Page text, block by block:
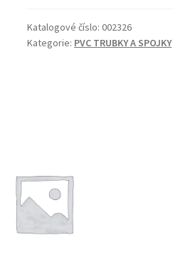
množství
Katalogové číslo:002326
Kategorie: PVC TRUBKY A SPOJKY